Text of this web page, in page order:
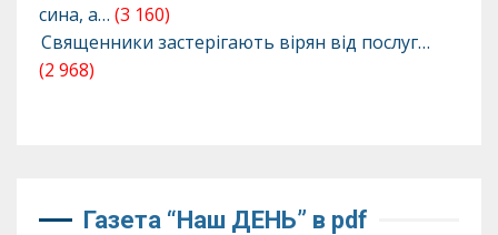
сина, а… (3 160)
Священники застерігають вірян від послуг…
(2 968)
Газета “Наш ДЕНЬ” в pdf